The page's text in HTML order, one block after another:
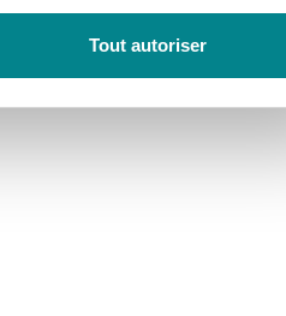
Tout autoriser